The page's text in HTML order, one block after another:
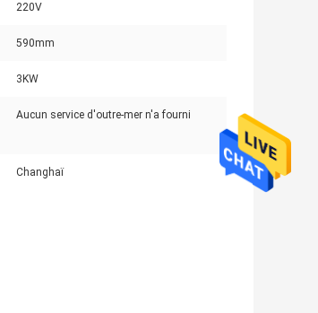
220V
590mm
3KW
Aucun service d'outre-mer n'a fourni
Changhaï